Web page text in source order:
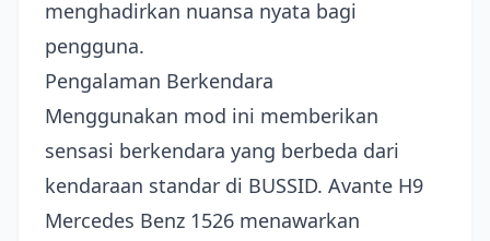
menghadirkan nuansa nyata bagi
pengguna.
Pengalaman Berkendara
Menggunakan mod ini memberikan
sensasi berkendara yang berbeda dari
kendaraan standar di BUSSID. Avante H9
Mercedes Benz 1526 menawarkan